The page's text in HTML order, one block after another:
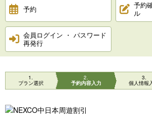
予約
予約
ル
会員ログイン ・ パスワード
再発行
1
プラン選択
2
予約内容入力
3
個人情報